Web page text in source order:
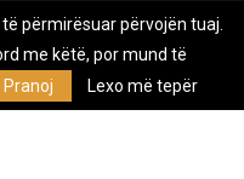
Marketing
pavarur, e themeluar në vitin
përmirësuar përvojën tuaj.
me këtë, por mund të
Pranoj Lexo më tepër